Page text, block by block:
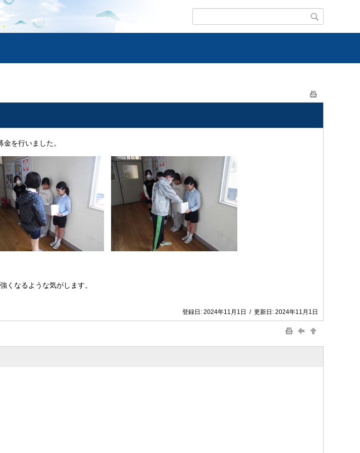
を行いました。
くなるような気がします。
登録日: 2024年11月1日 / 更新日: 2024年11月1日